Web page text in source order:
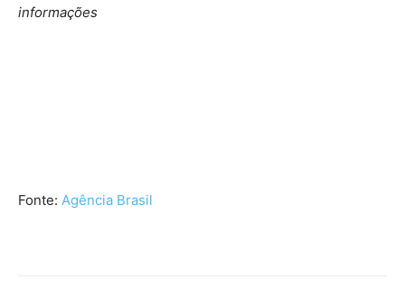
informações
Fonte: Agência Brasil